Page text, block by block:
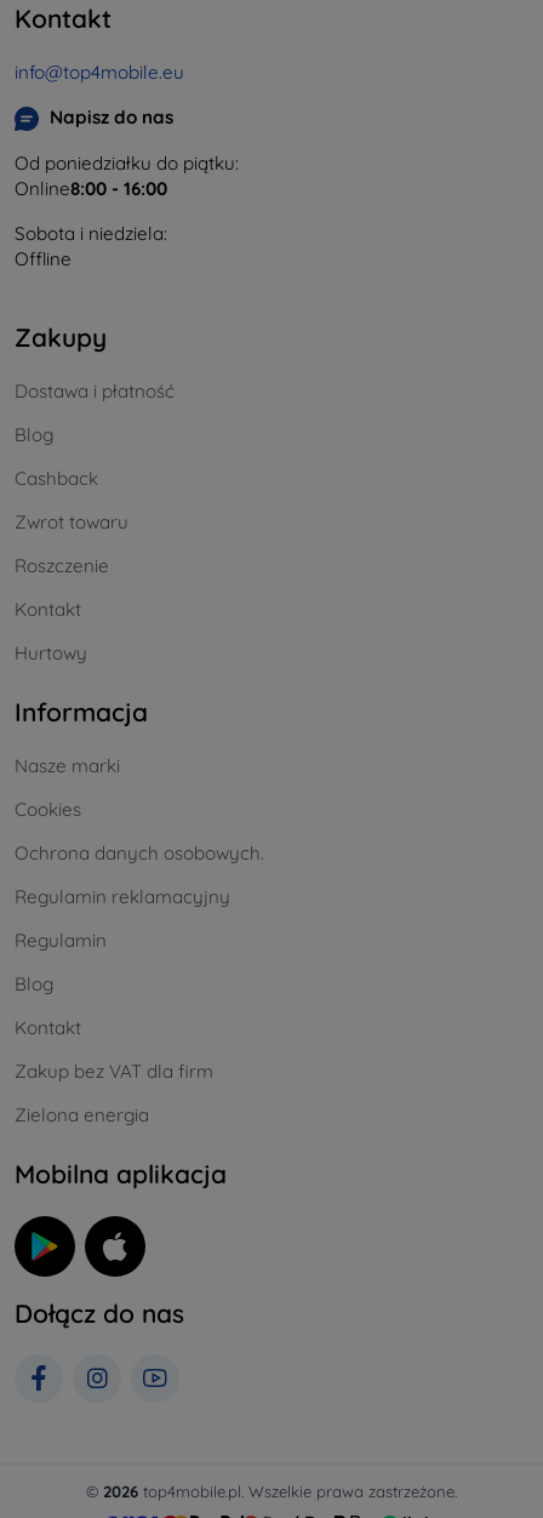
Kontakt
info@top4mobile.eu
Napisz do nas
Od poniedziałku do piątku:
Online8:00 - 16:00
Sobota i niedziela:
Offline
Zakupy
Dostawa i płatność
Blog
Cashback
Zwrot towaru
Roszczenie
Kontakt
Hurtowy
Informacja
Nasze marki
Cookies
Ochrona danych osobowych.
Regulamin reklamacyjny
Regulamin
Blog
Kontakt
Zakup bez VAT dla firm
Zielona energia
Mobilna aplikacja
Dołącz do nas
© 2026 top4mobile.pl. Wszelkie prawa zastrzeżone.